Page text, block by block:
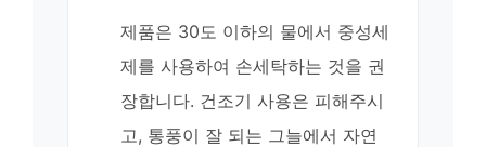
제품은 30도 이하의 물에서 중성세
제를 사용하여 손세탁하는 것을 권
장합니다. 건조기 사용은 피해주시
고, 통풍이 잘 되는 그늘에서 자연